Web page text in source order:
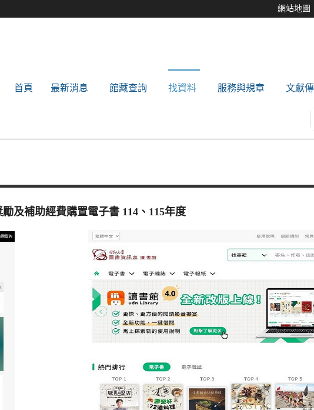
網站地圖
首頁 最新消息 館藏查詢 找資料 服務與規章 文獻
及補助經費購置電子書 114、115年度